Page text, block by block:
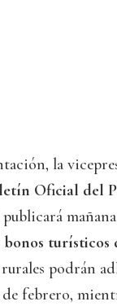
la
Oficial del
publicará
turísticos
podrán
de febrero,